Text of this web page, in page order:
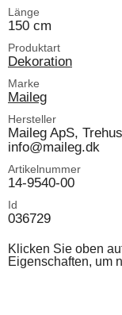
Länge
150 cm
Produktart
Dekoration
Marke
Maileg
Hersteller
Maileg ApS,
info@maileg.dk
Artikelnummer
14-9540-00
Id
036729
Klicken Sie oben
Eigenschaften, um